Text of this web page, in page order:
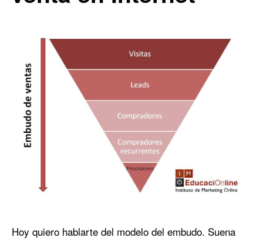
Hoy quiero hablarte del modelo del embudo. Suena